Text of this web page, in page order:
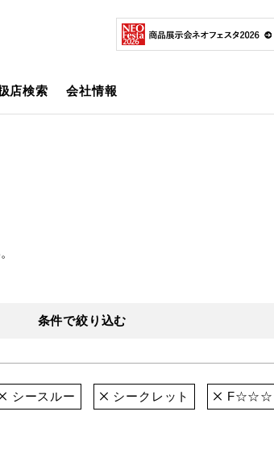
店検索 会社情報
条件で絞り込む
シースルー シークレット